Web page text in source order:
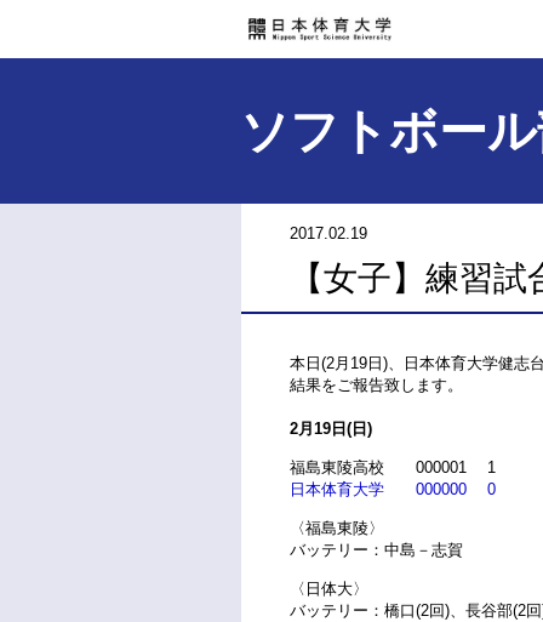
ソフトボー
2017.02.19
【女子】練習
本日(2月19日)、日本体育大学健志
結果をご報告致します。
2月19日(日)
福島東陵高校 000001 1
日本体育大学 000000 0
〈福島東陵〉
バッテリー：中島－志賀
〈日体大〉
バッテリー：橋口(2回)、長谷部(2